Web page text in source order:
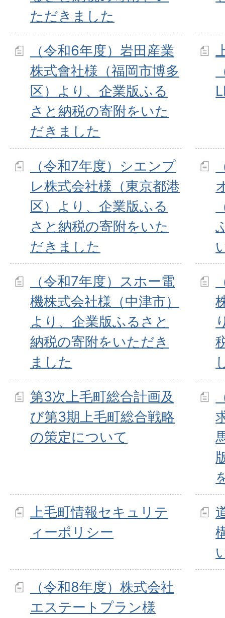
ただきました
（令和6年度）岩田産業
株式會社様（福岡市博多
区）より、企業版ふる
さと納税の寄附をいた
だきました
（令和7年度）シエンプ
レ株式会社様（東京都港
区）より、企業版ふる
さと納税の寄附をいた
だきました
（令和7年度）スホー電
機株式会社様（中津市）
より、企業版ふるさと
納税の寄附をいただき
ました
第3次上毛町総合計画及
び第3期上毛町総合戦略
の策定について
上毛町情報セキュリテ
ィーポリシー
（令和8年度）株式会社
エステートプラン様